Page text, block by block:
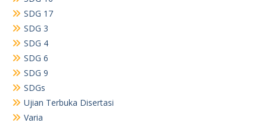
SDG 17
SDG 3
SDG 4
SDG 6
SDG 9
SDGs
Ujian Terbuka Disertasi
Varia